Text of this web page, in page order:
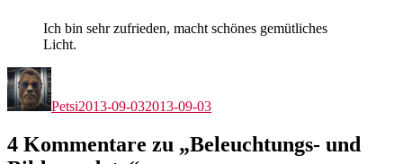
Ich bin sehr zufrieden, macht schönes gemütliches
Licht.
Autor
Petsi2013-09-032013-09-03
4 Kommentare zu „Beleuchtungs- und